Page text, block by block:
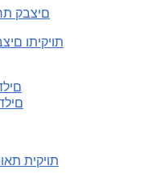
פתיחת
פתיחת
צבעים >